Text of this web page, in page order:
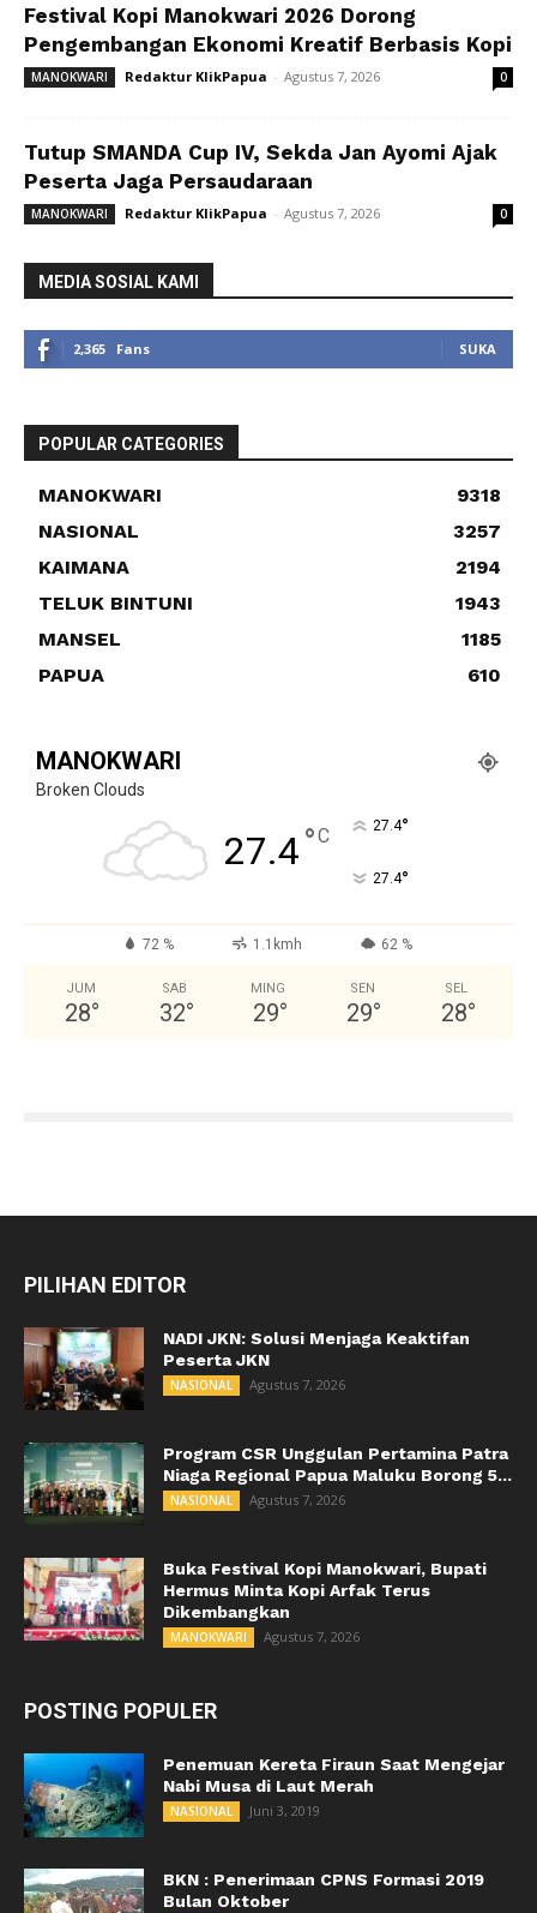
Festival Kopi Manokwari 2026 Dorong
Pengembangan Ekonomi Kreatif Berbasis Kopi
MANOKWARI Redaktur KlikPapua - Agustus 7, 2026 0
Tutup SMANDA Cup IV, Sekda Jan Ayomi Ajak
Peserta Jaga Persaudaraan
MANOKWARI Redaktur KlikPapua - Agustus 7, 2026 0
MEDIA SOSIAL KAMI
2,365 Fans SUKA
POPULAR CATEGORIES
MANOKWARI
9318
NASIONAL
3257
KAIMANA
2194
TELUK BINTUNI
1943
MANSEL
1185
PAPUA
610
MANOKWARI
Broken Clouds
27.4°C 27.4°
27.4°
72 % 1.1kmh 62 %
JUM
28°
SAB
32°
MING
29°
SEN
29°
SEL
28°
PILIHAN EDITOR
NADI JKN: Solusi Menjaga Keaktifan
Peserta JKN
NASIONAL Agustus 7, 2026
Program CSR Unggulan Pertamina Patra
Niaga Regional Papua Maluku Borong 5...
NASIONAL Agustus 7, 2026
Buka Festival Kopi Manokwari, Bupati
Hermus Minta Kopi Arfak Terus
Dikembangkan
MANOKWARI Agustus 7, 2026
POSTING POPULER
Penemuan Kereta Firaun Saat Mengejar
Nabi Musa di Laut Merah
NASIONAL Juni 3, 2019
BKN : Penerimaan CPNS Formasi 2019
Bulan Oktober